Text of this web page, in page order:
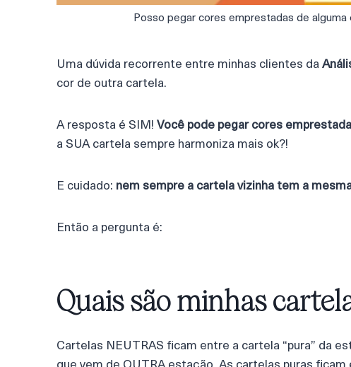
Posso pegar cores emprestadas de
Uma dúvida recorrente entre minhas clientes da
cor de outra cartela.
A resposta é SIM! Você pode pegar cores
a SUA cartela sempre harmoniza mais ok?!
E cuidado: nem sempre a cartela vizinha tem a
Então a pergunta é:
Quais são minhas
Cartelas NEUTRAS ficam entre a cartela “pura” da